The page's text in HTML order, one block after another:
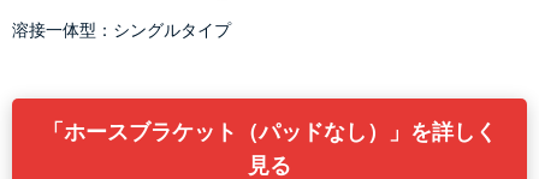
溶接一体型：シングルタイプ
「ホースブラケット（パッドなし）」を詳しく
見る